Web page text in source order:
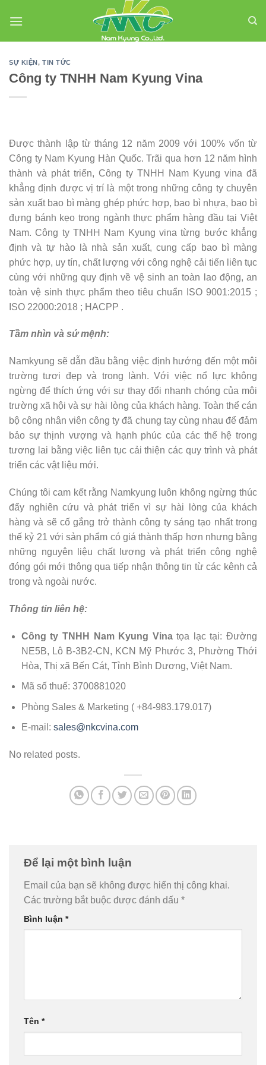
SỰ KIỆN,TIN TỨC
Công ty TNHH Nam Kyung Vina
Được thành lập từ tháng 12 năm 2009 với 100% vốn từ
Công ty Nam Kyung Hàn Quốc. Trãi qua hơn 12 năm hình
thành và phát triển, Công ty TNHH Nam Kyung vina đã
khẳng định được vị trí là một trong những công ty chuyên
sản xuất bao bì màng ghép phức hợp, bao bì nhựa, bao bì
đựng bánh kẹo trong ngành thực phẩm hàng đầu tại Việt
Nam. Công ty TNHH Nam Kyung vina từng bước khẳng
định và tự hào là nhà sản xuất, cung cấp bao bì màng
phức hợp, uy tín, chất lượng với công nghệ cải tiến liên tục
cùng với những quy định về vệ sinh an toàn lao động, an
toàn vệ sinh thực phẩm theo tiêu chuẩn ISO 9001:2015 ;
ISO 22000:2018 ; HACPP .
Tầm nhìn và sứ mệnh:
Namkyung sẽ dẫn đầu bằng việc định hướng đến một môi
trường tươi đẹp và trong lành. Với việc nổ lực không
ngừng để thích ứng với sự thay đổi nhanh chóng của môi
trường xã hội và sự hài lòng của khách hàng. Toàn thể cán
bộ công nhân viên công ty đã chung tay cùng nhau để đảm
bảo sự thịnh vượng và hạnh phúc của các thế hệ trong
tương lai bằng việc liên tục cải thiện các quy trình và phát
triển các vật liệu mới.
Chúng tôi cam kết rằng Namkyung luôn không ngừng thúc
đẩy nghiên cứu và phát triển vì sự hài lòng của khách
hàng và sẽ cố gắng trở thành công ty sáng tạo nhất trong
thế kỷ 21 với sản phẩm có giá thành thấp hơn nhưng bằng
những nguyên liệu chất lượng và phát triển công nghệ
đóng gói mới thông qua tiếp nhận thông tin từ các kênh cả
trong và ngoài nước.
Thông tin liên hệ:
Công ty TNHH Nam Kyung Vinatọa lạc tại: Đường
NE5B, Lô B-3B2-CN, KCN Mỹ Phước 3, Phường Thới
Hòa, Thị xã Bến Cát, Tỉnh Bình Dương, Việt Nam.
Mã số thuế: 3700881020
Phòng Sales & Marketing ( +84-983.179.017)
E-mail: sales@nkcvina.com
No related posts.
Để lại một bình luận
Email của bạn sẽ không được hiển thị công khai.
Các trường bắt buộc được đánh dấu *
Bình luận *
Tên *